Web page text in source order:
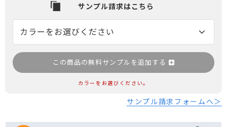
この商品の無料サンプルを追加する
カラーをお選びください。
サンプル請求フォームへ＞